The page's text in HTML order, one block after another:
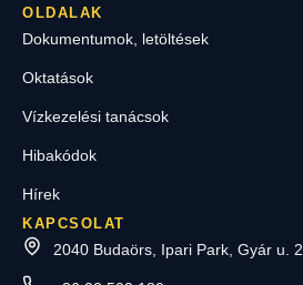
OLDALAK
Dokumentumok, letöltések
Oktatások
Vízkezelési tanácsok
Hibakódok
Hírek
KAPCSOLAT
2040 Budaörs, Ipari Park, Gyár u. 2.